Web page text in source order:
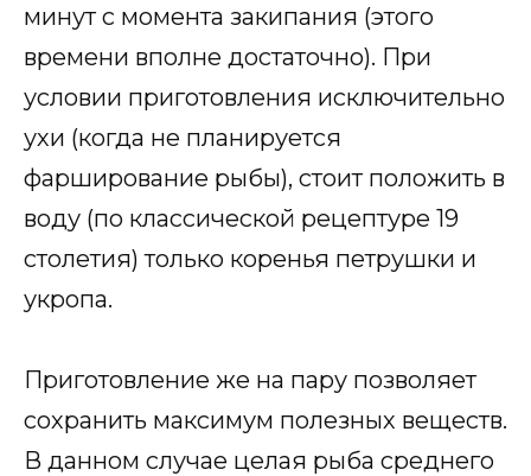
минут с момента закипания (этого
времени вполне достаточно). При
условии приготовления исключительно
ухи (когда не планируется
фарширование рыбы), стоит положить в
воду (по классической рецептуре 19
столетия) только коренья петрушки и
укропа.
Приготовление же на пару позволяет
сохранить максимум полезных веществ.
В данном случае целая рыба среднего